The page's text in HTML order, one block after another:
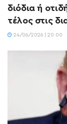
διόδια ή
τέλος στις
24/06/2026 | 20:00